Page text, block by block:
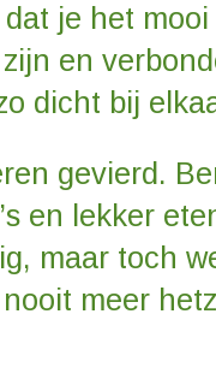
je het
en
dicht bij
gevierd.
en lekker
maar toch
meer